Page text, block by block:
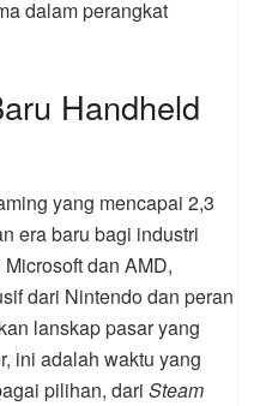
dalam perangkat
Handheld
yang mencapai 2,3
era baru bagi industri
dan AMD,
dari Nintendo dan peran
lanskap pasar yang
ini adalah waktu yang
pilihan, dari Steam